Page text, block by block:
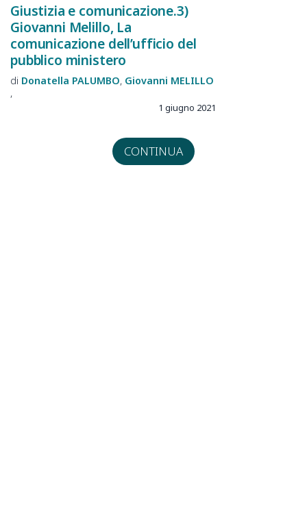
Giustizia e comunicazione.3)
Giovanni Melillo, La
comunicazione dell’ufficio del
pubblico ministero
Donatella PALUMBO Giovanni MELILLO
1 giugno 2021
CONTINUA